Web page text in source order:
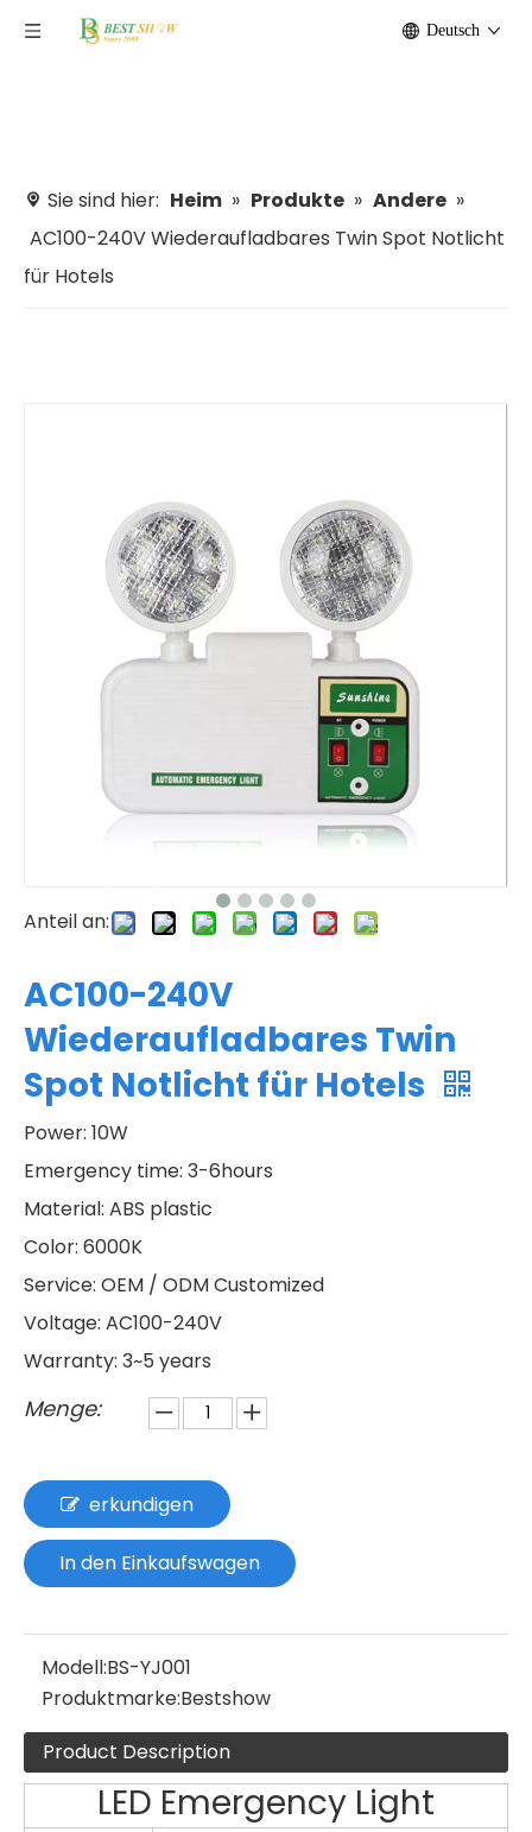
Deutsch
Sie sind hier: Heim » Produkte » Andere »
AC100-240V Wiederaufladbares Twin Spot Notlicht
für Hotels
Anteil an:
AC100-240V
Wiederaufladbares Twin
Spot Notlicht für Hotels
Power: 10W
Emergency time: 3-6hours
Material: ABS plastic
Color: 6000K
Service: OEM / ODM Customized
Voltage: AC100-240V
Warranty: 3~5 years
Menge:
erkundigen
In den Einkaufswagen
Modell:BS-YJ001
Produktmarke:Bestshow
Product Description
LED Emergency Light